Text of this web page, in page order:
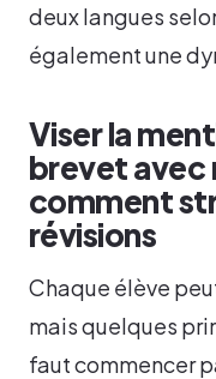
deux langues
également une
Viser la
brevet avec
comment
révisions
Chaque élève
mais quelques
faut commencer